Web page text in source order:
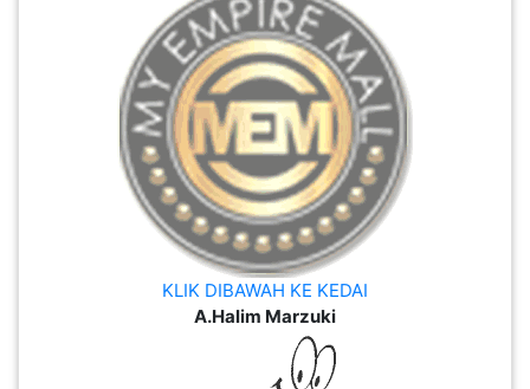
KLIK DIBAWAH KE KEDAI
A.Halim Marzuki